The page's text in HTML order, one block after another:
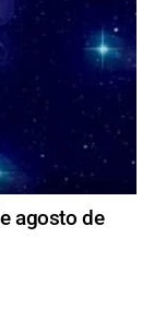
agosto de